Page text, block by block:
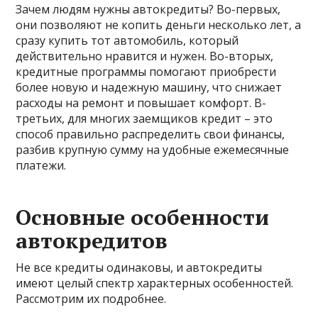
Зачем людям нужны автокредиты? Во-первых,
они позволяют не копить деньги несколько лет, а
сразу купить тот автомобиль, который
действительно нравится и нужен. Во-вторых,
кредитные программы помогают приобрести
более новую и надежную машину, что снижает
расходы на ремонт и повышает комфорт. В-
третьих, для многих заемщиков кредит – это
способ правильно распределить свои финансы,
разбив крупную сумму на удобные ежемесячные
платежи.
Основные особенности
автокредитов
Не все кредиты одинаковы, и автокредиты
имеют целый спектр характерных особенностей.
Рассмотрим их подробнее.